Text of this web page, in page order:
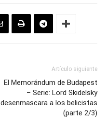
Artículo siguiente
El Memorándum de Budapest
– Serie: Lord Skidelsky
desenmascara a los belicistas
(parte 2/3)